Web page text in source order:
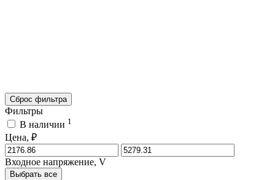
Сброс фильтра
Фильтры
В наличии 1
Цена, ₽
Входное напряжение, V
Выбрать все